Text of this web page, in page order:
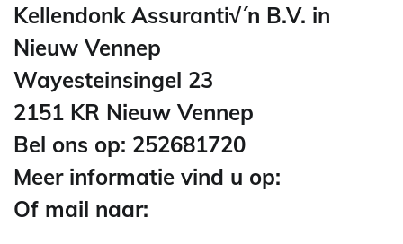
Kellendonk Assuranti√´n B.V. in
Nieuw Vennep
Wayesteinsingel 23
2151 KR Nieuw Vennep
Bel ons op: 252681720
Meer informatie vind u op:
Of mail naar: